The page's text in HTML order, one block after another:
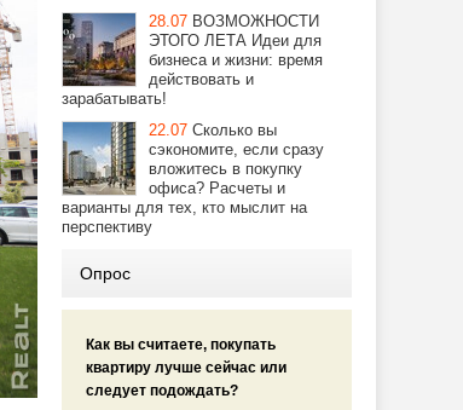
28.07 ВОЗМОЖНОСТИ
ЭТОГО ЛЕТА Идеи для
бизнеса и жизни: время
действовать и
зарабатывать!
22.07 Сколько вы
сэкономите, если сразу
вложитесь в покупку
офиса? Расчеты и
варианты для тех, кто мыслит на
перспективу
Опрос
Как вы считаете, покупать
квартиру лучше сейчас или
следует подождать?